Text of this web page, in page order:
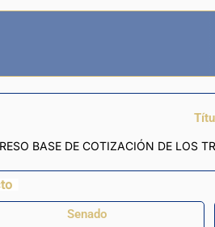
BASE DE COTIZACIÓN DE LOS
Senado